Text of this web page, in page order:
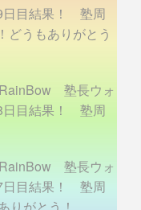
目結果！ 塾周
うもありがとう
塾長ウォ
目結果！ 塾周
塾長ウォ
目結果！ 塾周
がとう！